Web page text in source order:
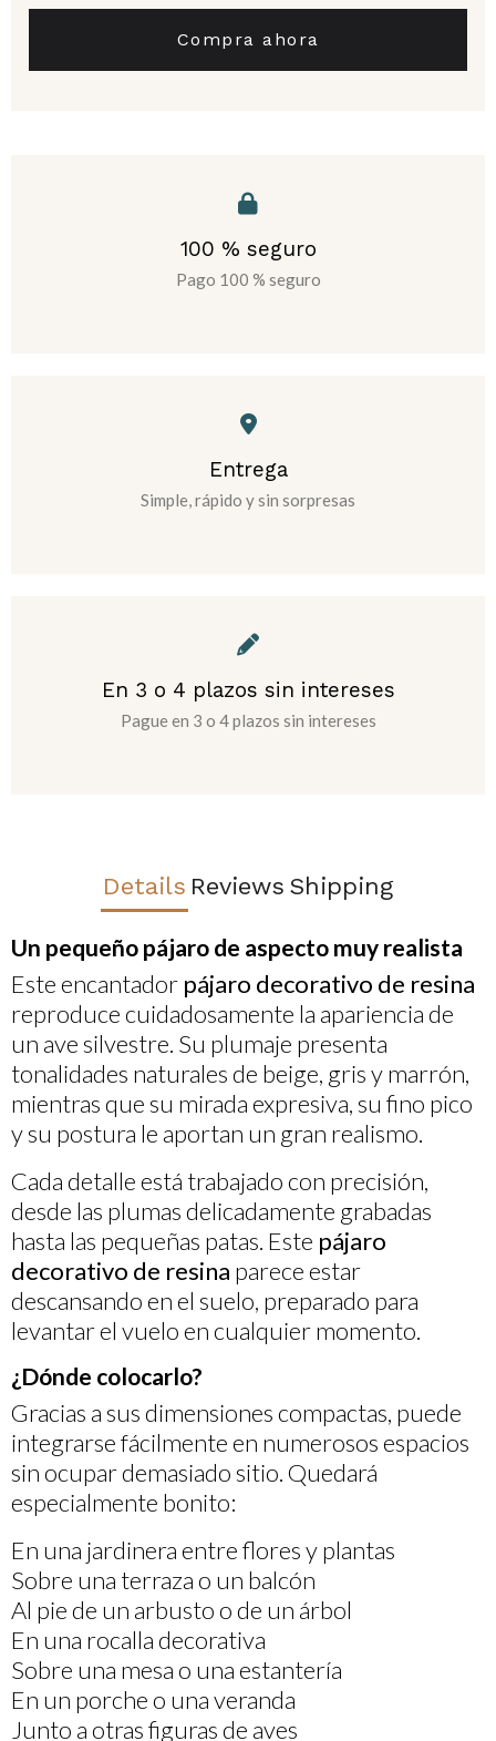
Compra ahora
100 % seguro
Pago 100 % seguro
Entrega
Simple, rápido y sin sorpresas
En 3 o 4 plazos sin intereses
Pague en 3 o 4 plazos sin intereses
Details Reviews Shipping
Un pequeño pájaro de aspecto muy realista
Este encantador pájaro decorativo de resina
reproduce cuidadosamente la apariencia de
un ave silvestre. Su plumaje presenta
tonalidades naturales de beige, gris y marrón,
mientras que su mirada expresiva, su fino pico
y su postura le aportan un gran realismo.
Cada detalle está trabajado con precisión,
desde las plumas delicadamente grabadas
hasta las pequeñas patas. Este pájaro
decorativo de resina parece estar
descansando en el suelo, preparado para
levantar el vuelo en cualquier momento.
¿Dónde colocarlo?
Gracias a sus dimensiones compactas, puede
integrarse fácilmente en numerosos espacios
sin ocupar demasiado sitio. Quedará
especialmente bonito:
En una jardinera entre flores y plantas
Sobre una terraza o un balcón
Al pie de un arbusto o de un árbol
En una rocalla decorativa
Sobre una mesa o una estantería
En un porche o una veranda
Junto a otras figuras de aves